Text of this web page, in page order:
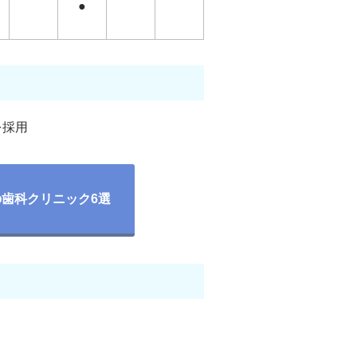
●
用
科クリニック6選